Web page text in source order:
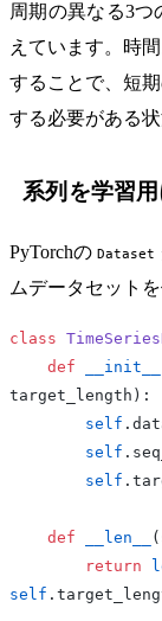
周期の異なる3つ
えています。時
することで、短
する必要がある
系列を学習
PyTorchの Dataset
ムデータセット
class
    def
__init__
target_length):
        self
        self
        self
    def
__len__
        return
self